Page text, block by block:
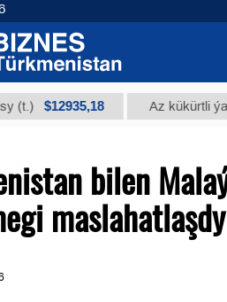
Az kükürtli ýakyş
bilen
maslahatlaşdy